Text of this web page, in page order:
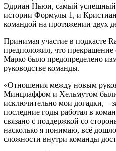
Эдриан Ньюи, самый успешный
истории Формулы 1, и
командой на протяжении двух
Принимая участие в подкасте
предположил, что прекращение
Марко было предопределено
руководстве команды.
«Отношения между новым
Минцлаффом и Хельмутом
исключительно мои догадки, –
последние годы работал в
связано с поддержкой со
насколько я понимаю, всё
сложности внутри команды